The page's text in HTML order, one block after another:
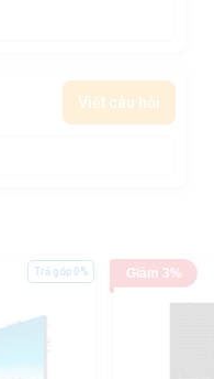
Viết câu hỏi
Trả góp 0% Giảm 3%